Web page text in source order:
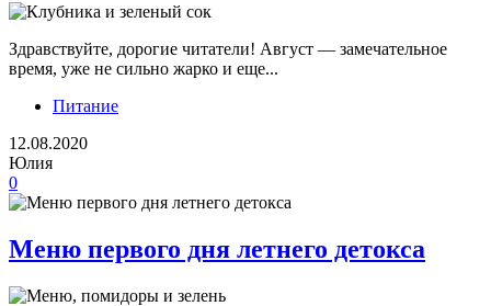
Здравствуйте, дорогие читатели! Август — замечательное
время, уже не сильно жарко и еще...
Питание
12.08.2020
Юлия
0
Меню первого дня летнего детокса